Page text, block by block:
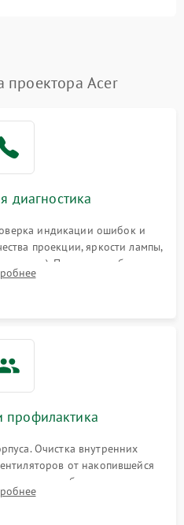
проектора Acer
диагностика
индикации ошибок и
проекции, яркости лампы,
пятна). Проверка работы
шума вентиляторов.
профилактика
Очистка внутренних
от накопившейся
питания, балласта лампы и
прогаров или вздутых